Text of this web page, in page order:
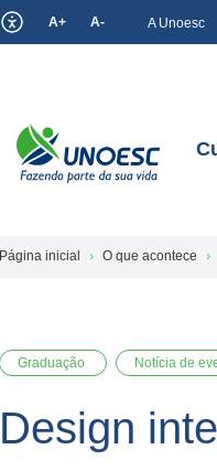
A+ A- A Unoesc
Página inicial O que acontece
Graduação Notícia de
Design